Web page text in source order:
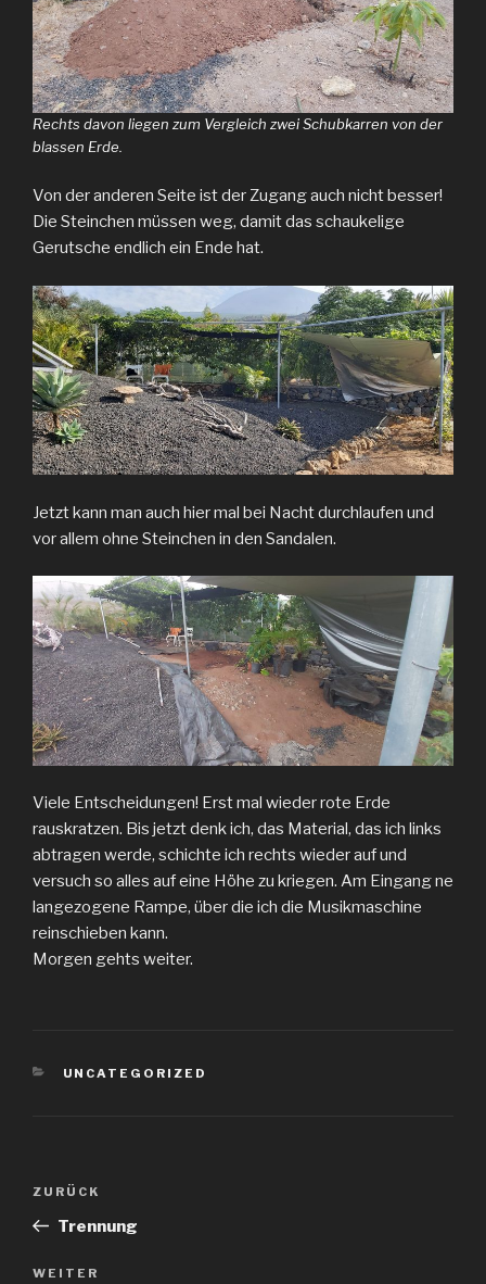
Rechts davon liegen zum Vergleich zwei Schubkarren von der
blassen Erde.
Von der anderen Seite ist der Zugang auch nicht besser!
Die Steinchen müssen weg, damit das schaukelige
Gerutsche endlich ein Ende hat.
Jetzt kann man auch hier mal bei Nacht durchlaufen und
vor allem ohne Steinchen in den Sandalen.
Viele Entscheidungen! Erst mal wieder rote Erde
rauskratzen. Bis jetzt denk ich, das Material, das ich links
abtragen werde, schichte ich rechts wieder auf und
versuch so alles auf eine Höhe zu kriegen. Am Eingang ne
langezogene Rampe, über die ich die Musikmaschine
reinschieben kann.
Morgen gehts weiter.
KATEGORIEN
UNCATEGORIZED
Beitragsnavigation
Vorheriger
Beitrag
ZURÜCK
Trennung
Nächster
WEITER